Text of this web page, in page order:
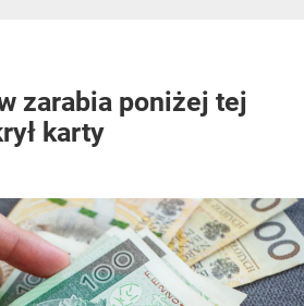
zarabia poniżej tej
karty